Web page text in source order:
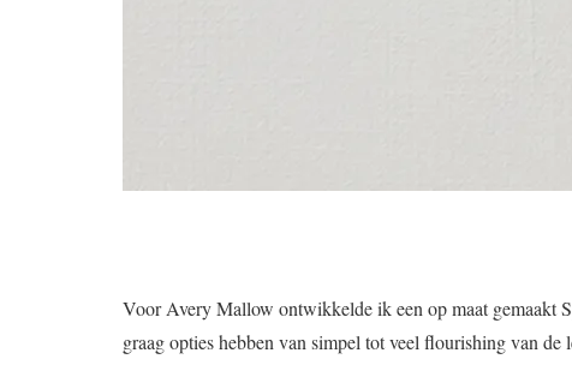
Voor Avery Mallow ontwikkelde ik een op maat gemaakt
graag opties hebben van simpel tot veel flourishing van de